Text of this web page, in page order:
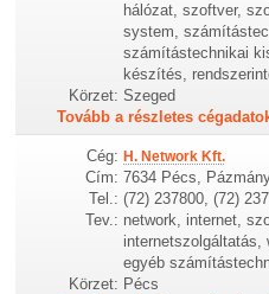
hálózat, szoftver,
system,
számítástechnikai
készítés,
Körzet: Szeged
Tovább a részletes
Cég: H. Network Kft.
Cím: 7634 Pécs,
Tel.: (72) 237800, (72)
Tev.: network, internet,
internetszolgáltatás,
egyéb
Körzet: Pécs